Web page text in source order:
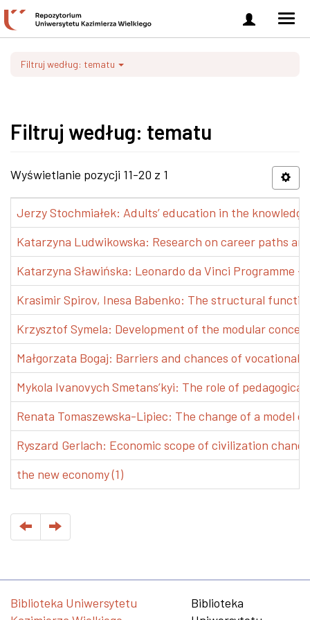
Zaloguj
się
Filtruj według: tematu
Filtruj według: tematu
Wyświetlanie pozycji 11-20 z 1
Jerzy Stochmiałek: Adults’ education in the
Katarzyna Ludwikowska: Research on career paths
Katarzyna Sławińska: Leonardo da Vinci Programme
Krasimir Spirov, Inesa Babenko: The structural
Krzysztof Symela: Development of the modular
Małgorzata Bogaj: Barriers and chances of vocational
Mykola Ivanovych Smetans’kyi: The role of
Renata Tomaszewska-Lipiec: The change of a model
Ryszard Gerlach: Economic scope of civilization
the new economy (1)
Biblioteka Uniwersytetu
Biblioteka